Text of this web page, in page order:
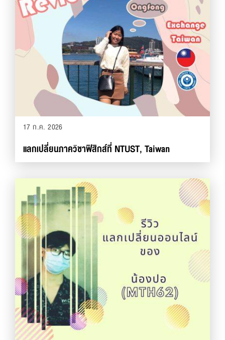
17 ก.ค. 2026
แลกเปลี่ยนภาควิชาฟิสิกส์ที่ NTUST, Taiwan